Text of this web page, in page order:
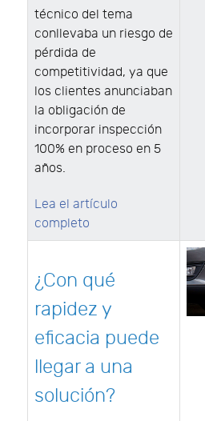
técnico del tema
conllevaba un riesgo de
pérdida de
competitividad, ya que
los clientes anunciaban
la obligación de
incorporar inspección
100% en proceso en 5
años.
Lea el artículo
completo
¿Con qué
rapidez y
eficacia puede
llegar a una
solución?